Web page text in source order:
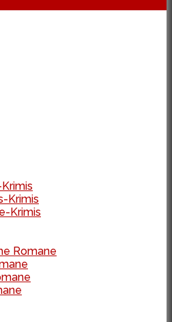
Krimis
Krimis
Romane